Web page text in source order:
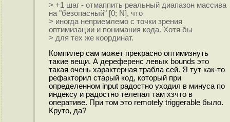
> +1 шаг - отмаппить реальный диапазон массива
на "безопасный" [0; N], что
> иногда неприемлемо с точки зрения
оптимизации и понимания кода. Хотя бы
> для тех же координат.
Компилер сам может прекрасно оптимизнуть
такие вещи. А дереференс левых bounds это
такая очень характерная трабла сей. Я тут как-то
рефакторил старый код, который при
определенном input радостно уходил в минуса по
индексу и радостно телепал там хзчто в
оперативе. При том это remotely triggerable было.
Круто, да?